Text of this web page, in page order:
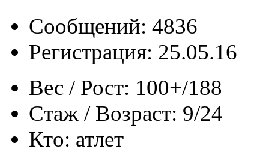
Сообщений: 4836
Регистрация: 25.05.16
Вес / Рост: 100+/188
Стаж / Возраст: 9/24
Кто: атлет